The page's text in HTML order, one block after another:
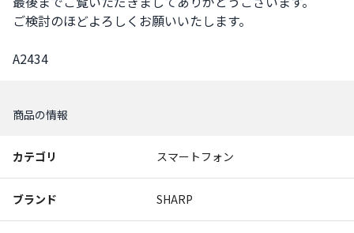
ご検討のほどよろしくお願いいたします。
A2434
商品の情報
カテゴリ スマートフォン
ブランド SHARP